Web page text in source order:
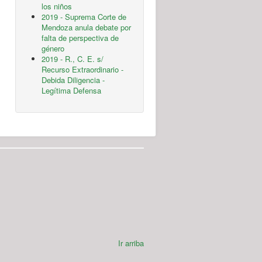
los niños
2019 - Suprema Corte de
Mendoza anula debate por
falta de perspectiva de
género
2019 - R., C. E. s/
Recurso Extraordinario -
Debida Diligencia -
Legítima Defensa
Ir arriba